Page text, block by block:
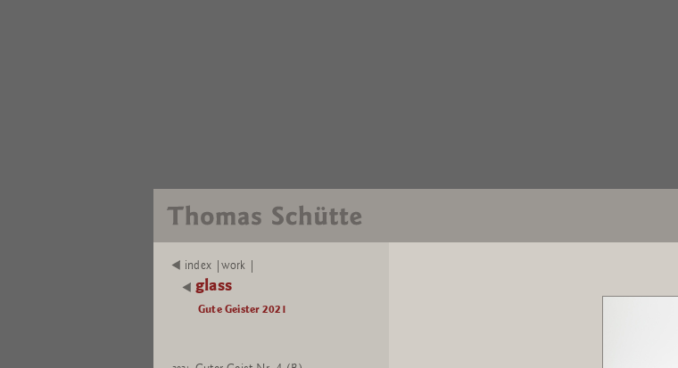
index |work |
glass
Gute Geister 2021